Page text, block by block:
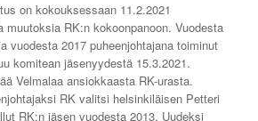
on kokouksessaan 11.2.2021
muutoksia RK:n kokoonpanoon. Vuodesta
vuodesta 2017 puheenjohtajana toiminut
komitean jäsenyydestä 15.3.2021.
Velmalaa ansiokkaasta RK-urasta.
RK valitsi helsinkiläisen Petteri
RK:n jäsen vuodesta 2013. Uudeksi